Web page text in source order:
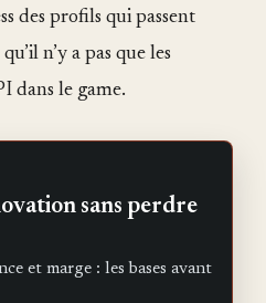
des profils qui passent
n’y a pas que les
dans le game.
sans perdre
et marge : les bases avant